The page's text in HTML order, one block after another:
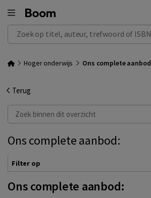
Zoek op titel, auteur, trefwoord of ISBN
Hoger onderwijs Ons complete aanbod
Terug
Zoek binnen dit overzicht
Ons complete aanbod:
Filter op
Ons complete aanbod: